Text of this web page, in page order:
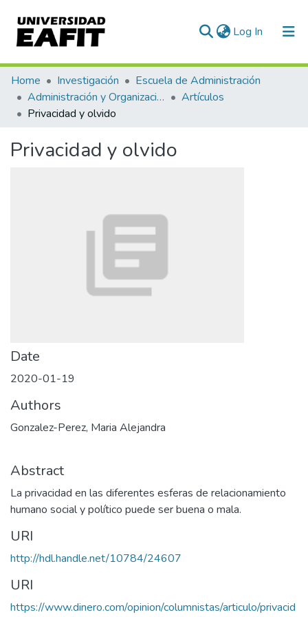
Log In (current)
Communities & Collections
All of DSpace
Home Investigación
Escuela de Administración
Administración y Organizaciones
Artículos
Privacidad y olvido
Privacidad y olvido
Date
2020-01-19
Authors
Gonzalez-Perez, Maria Alejandra
Abstract
La privacidad en las diferentes esferas de relacionamiento
humano social y político puede ser buena o mala.
URI
http://hdl.handle.net/10784/24607
URI
https://www.dinero.com/opinion/columnistas/articulo/privacid